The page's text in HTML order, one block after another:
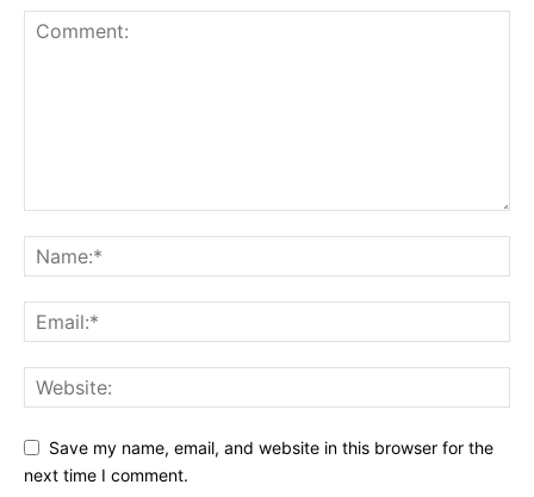
Save my name, email, and website in this browser for the
next time I comment.